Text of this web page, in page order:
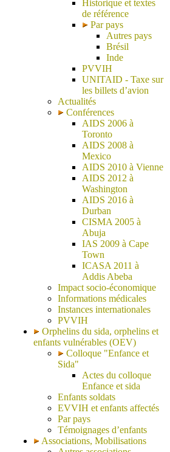
Historique et textes
de référence
Par pays
Autres pays
Brésil
Inde
PVVIH
UNITAID - Taxe sur
les billets d’avion
Actualités
Conférences
AIDS 2006 à
Toronto
AIDS 2008 à
Mexico
AIDS 2010 à Vienne
AIDS 2012 à
Washington
AIDS 2016 à
Durban
CISMA 2005 à
Abuja
IAS 2009 à Cape
Town
ICASA 2011 à
Addis Abeba
Impact socio-économique
Informations médicales
Instances internationales
PVVIH
Orphelins du sida, orphelins et
enfants vulnérables (OEV)
Colloque "Enfance et
Sida"
Actes du colloque
Enfance et sida
Enfants soldats
EVVIH et enfants affectés
Par pays
Témoignages d’enfants
Associations, Mobilisations